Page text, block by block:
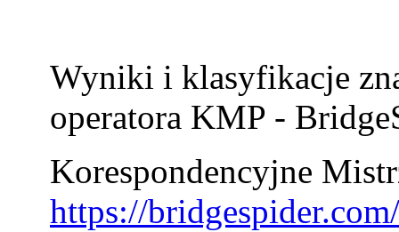
Wyniki i klasyfikacje
operatora KMP -
Korespondencyjne
https://